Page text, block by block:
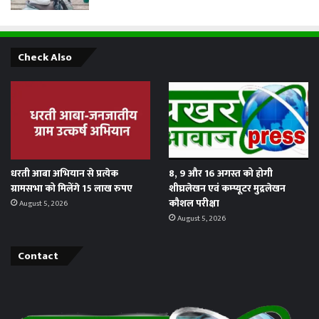
Check Also
धरती आबा अभियान से प्रत्येक
ग्रामसभा को मिलेंगे 15 लाख रुपए
August 5, 2026
8, 9 और 16 अगस्त को होगी
शीघ्रलेखन एवं कम्प्यूटर मुद्रलेखन
कौशल परीक्षा
August 5, 2026
Contact